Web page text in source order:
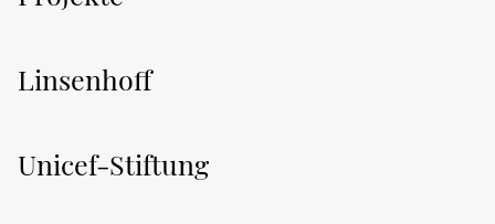
Linsenhoff
Unicef-Stiftung